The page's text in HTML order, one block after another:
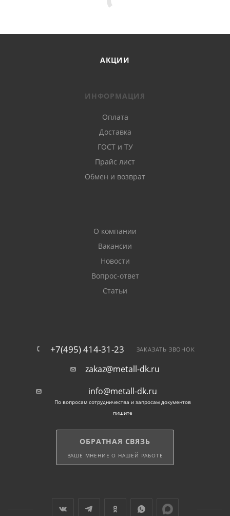
АКЦИИ
ИНФОРМАЦИЯ
Оплата
Доставка
ГОСТ и ТУ
Прайс лист
Обмен и возврат
О компании
Вакансии
Новости
Вопрос-ответ
Статьи
+7(495) 414-31-23 ЗАКАЗАТЬ ЗВОНОК
zakaz@metall-dk.ru
info@metall-dk.ru
По вопросам сотрудничества и запросам документов
пишите
ОБРАТНАЯ СВЯЗЬ
ВАШЕ МНЕНИЕ О НАШЕЙ РАБОТЕ